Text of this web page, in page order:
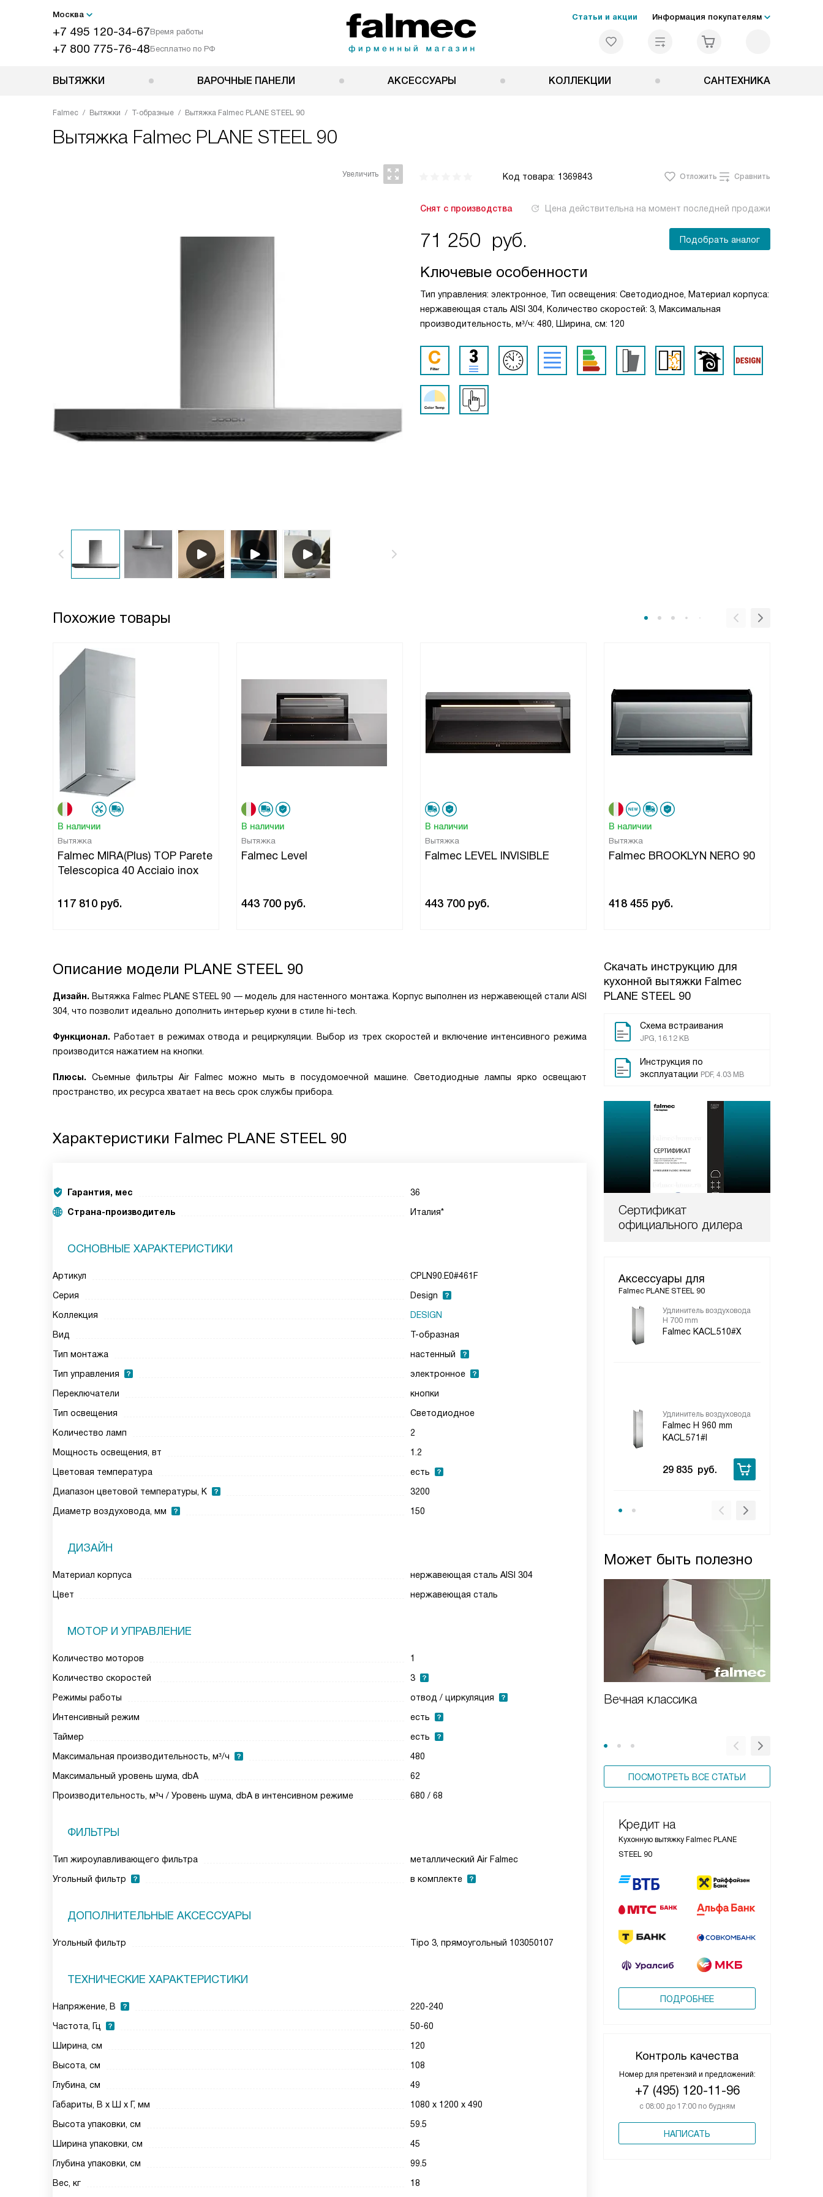
Москва
+7 495 120-34-67Время работы
+7 800 775-76-48Бесплатно по РФ
Статьи и акции Информация покупателям
ВЫТЯЖКИ ВАРОЧНЫЕ ПАНЕЛИ АКСЕССУАРЫ КОЛЛЕКЦИИ САНТЕХНИКА
Falmec Вытяжки Т-образные Вытяжка Falmec PLANE STEEL 90
Вытяжка Falmec PLANE STEEL 90
Код товара: 1369843 Отложить Сравнить
Снят с производства Цена действительна на момент последней продажи
71 250 руб. Подобрать аналог
Ключевые особенности
Тип управления: электронное, Тип освещения: Светодиодное, Материал корпуса:
нержавеющая сталь AISI 304, Количество скоростей: 3, Максимальная
производительность, м³/ч: 480, Ширина, см: 120
Похожие товары
В наличии
Вытяжка
Falmec MIRA(Plus) TOP Parete
Telescopica 40 Acciaio inox
117 810 руб.
В наличии
Вытяжка
Falmec Level
443 700 руб.
В наличии
Вытяжка
Falmec LEVEL INVISIBLE
443 700 руб.
В наличии
Вытяжка
Falmec BROOKLYN NERO 90
418 455 руб.
Скачать инструкцию для
кухонной вытяжки Falmec
PLANE STEEL 90
Схема встраивания
JPG, 16.12 KB
Инструкция по
эксплуатации PDF, 4.03 MB
Сертификат
официального дилера
Аксессуары для
Falmec PLANE STEEL 90
Удлинитель воздуховода
H 700 mm
Falmec KACL.510#X
Удлинитель воздуховода
Falmec H 960 mm
KACL.571#I
29 835 руб.
Может быть полезно
Вечная классика
ПОСМОТРЕТЬ ВСЕ СТАТЬИ
Кредит на
Кухонную вытяжку Falmec PLANE
STEEL 90
ПОДРОБНЕЕ
Контроль качества
Номер для претензий и предложений:
+7 (495) 120-11-96
с 08:00 до 17:00 по будням
НАПИСАТЬ
Описание модели PLANE STEEL 90
Дизайн. Вытяжка Falmec PLANE STEEL 90 — модель для настенного монтажа. Корпус выполнен из нержавеющей стали AISI
304, что позволит идеально дополнить интерьер кухни в стиле hi-tech.
Функционал. Работает в режимах отвода и рециркуляции. Выбор из трех скоростей и включение интенсивного режима
производится нажатием на кнопки.
Плюсы. Съемные фильтры Air Falmec можно мыть в посудомоечной машине. Светодиодные лампы ярко освещают
пространство, их ресурса хватает на весь срок службы прибора.
Характеристики Falmec PLANE STEEL 90
Гарантия, мес
36
Страна-производитель
Италия*
ОСНОВНЫЕ ХАРАКТЕРИСТИКИ
Артикул
CPLN90.E0#461F
Серия
Design
Коллекция
DESIGN
Вид
Т-образная
Тип монтажа
настенный
Тип управления
электронное
Переключатели
кнопки
Тип освещения
Светодиодное
Количество ламп
2
Мощность освещения, вт
1.2
Цветовая температура
есть
Диапазон цветовой температуры, К
3200
Диаметр воздуховода, мм
150
ДИЗАЙН
Материал корпуса
нержавеющая сталь AISI 304
Цвет
нержавеющая сталь
МОТОР И УПРАВЛЕНИЕ
Количество моторов
1
Количество скоростей
3
Режимы работы
отвод / циркуляция
Интенсивный режим
есть
Таймер
есть
Максимальная производительность, м³/ч
480
Максимальный уровень шума, dbA
62
Производительность, м³ч / Уровень шума, dbA в интенсивном режиме
680 / 68
ФИЛЬТРЫ
Тип жироулавливающего фильтра
металлический Air Falmec
Угольный фильтр
в комплекте
ДОПОЛНИТЕЛЬНЫЕ АКСЕССУАРЫ
Угольный фильтр Tipo 3, прямоугольный 103050107
ТЕХНИЧЕСКИЕ ХАРАКТЕРИСТИКИ
Напряжение, В
220-240
Частота, Гц
50-60
Ширина, см
120
Высота, см
108
Глубина, см
49
Габариты, В х Ш х Г, мм
1080 х 1200 х 490
Высота упаковки, см
59.5
Ширина упаковки, см
45
Глубина упаковки, см
99.5
Вес, кг
18